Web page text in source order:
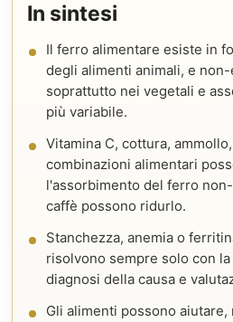
In sintesi
Il ferro alimentare esiste in
degli alimenti animali, e
soprattutto nei vegetali e
più variabile.
Vitamina C, cottura,
combinazioni alimentari
l'assorbimento del ferro
caffè possono ridurlo.
Stanchezza, anemia o
risolvono sempre solo con
diagnosi della causa e
Gli alimenti possono aiutare,